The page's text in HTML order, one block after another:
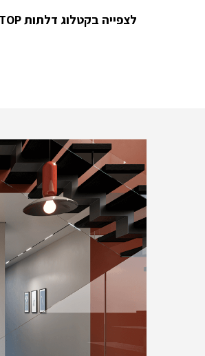
לצפייה בקטלוג דלתות TOPלחצו